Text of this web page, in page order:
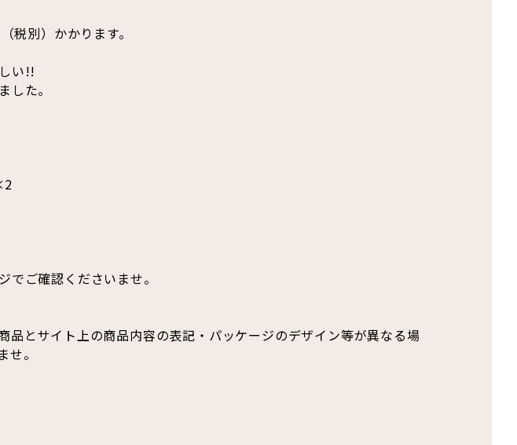
税別）かかります。
い!!
した。
ご確認くださいませ。
とサイト上の商品内容の表記・パッケージのデザイン等が異なる場
。